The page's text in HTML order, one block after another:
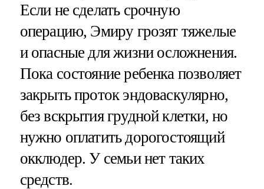
Если не сделать срочную
операцию, Эмиру грозят тяжелые
и опасные для жизни осложнения.
Пока состояние ребенка позволяет
закрыть проток эндоваскулярно,
без вскрытия грудной клетки, но
нужно оплатить дорогостоящий
окклюдер. У семьи нет таких
средств.